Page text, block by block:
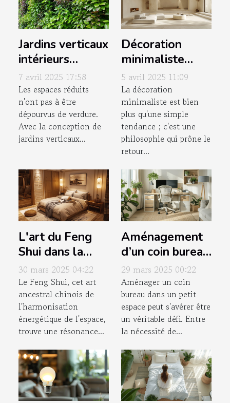
Jardins verticaux
intérieurs
conception et
entretien d'un
mur végétal
pour espaces
réduits
7 avril 2025 17:58
Les espaces réduits
n'ont pas à être
dépourvus de verdure.
Avec la conception de
jardins verticaux...
Décoration
minimaliste
secrets pour un
style épuré et
contemporain
5 avril 2025 11:09
La décoration
minimaliste est bien
plus qu'une simple
tendance ; c'est une
philosophie qui prône le
retour...
L'art du Feng
Shui dans la
chambre à
coucher pour un
sommeil
réparateur
30 mars 2025 04:22
Le Feng Shui, cet art
ancestral chinois de
l'harmonisation
énergétique de l'espace,
trouve une résonance...
Aménagement
d’un coin bureau
fonctionnel
dans un petit
espace solutions
pratiques et
esthétiques
29 mars 2025 00:22
Aménager un coin
bureau dans un petit
espace peut s'avérer être
un véritable défi. Entre
la nécessité de...